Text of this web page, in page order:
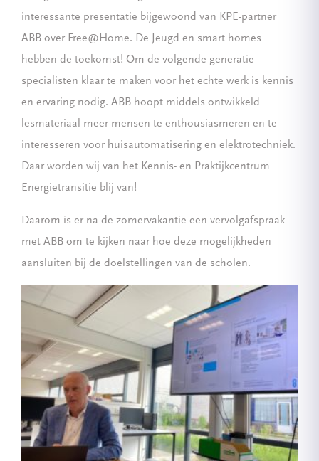
interessante presentatie bijgewoond van KPE-partner
ABB over Free@Home. De Jeugd en smart homes
hebben de toekomst! Om de volgende generatie
specialisten klaar te maken voor het echte werk is kennis
en ervaring nodig. ABB hoopt middels ontwikkeld
lesmateriaal meer mensen te enthousiasmeren en te
interesseren voor huisautomatisering en elektrotechniek.
Daar worden wij van het Kennis- en Praktijkcentrum
Energietransitie blij van!
Daarom is er na de zomervakantie een vervolgafspraak
met ABB om te kijken naar hoe deze mogelijkheden
aansluiten bij de doelstellingen van de scholen.